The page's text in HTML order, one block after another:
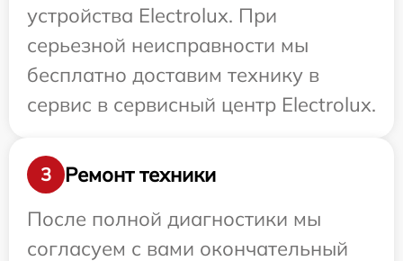
устройства Electrolux. При
серьезной неисправности мы
бесплатно доставим технику в
сервис в сервисный центр Electrolux.
3
Ремонт техники
После полной диагностики мы
согласуем с вами окончательный